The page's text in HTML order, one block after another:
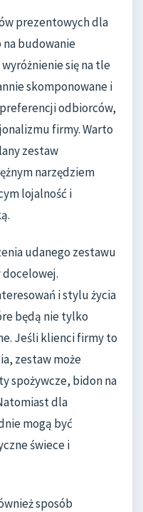
prezentowych dla
na budowanie
się na tle
skomponowane i
odbiorców,
firmy. Warto
zestaw
narzędziem
lojalność i
udanego zestawu
docelowej.
i stylu życia
będą nie tylko
Jeśli klienci firmy to
zestaw może
spożywcze, bidon na
dla
mogą być
świece i
sposób